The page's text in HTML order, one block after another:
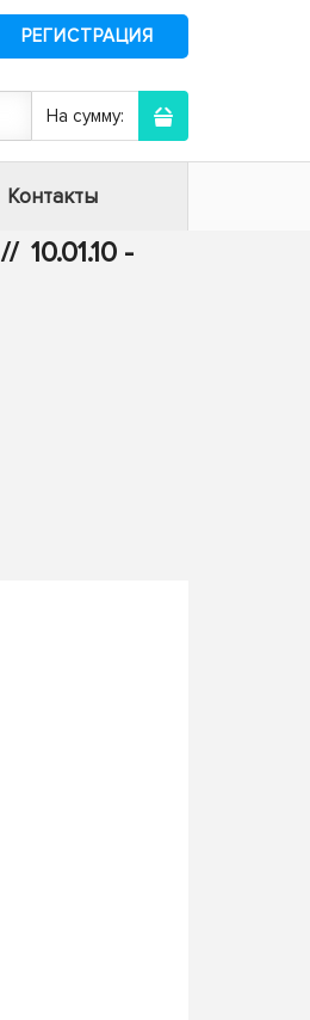
РЕГИСТРАЦИЯ
На сумму:
Контакты
// 10.01.10 -